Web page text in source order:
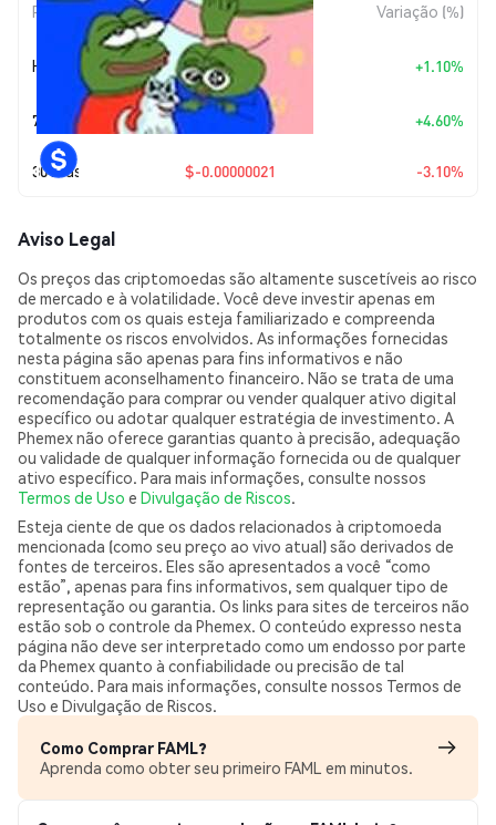
Período Variação do Valor Variação (%)
Hoje +$0.07 7115 +1.10%
7 Dias +$0.00000029 +4.60%
30 Dias $-0.00000021 -3.10%
Aviso Legal
Os preços das criptomoedas são altamente suscetíveis ao risco
de mercado e à volatilidade. Você deve investir apenas em
produtos com os quais esteja familiarizado e compreenda
totalmente os riscos envolvidos. As informações fornecidas
nesta página são apenas para fins informativos e não
constituem aconselhamento financeiro. Não se trata de uma
recomendação para comprar ou vender qualquer ativo digital
específico ou adotar qualquer estratégia de investimento. A
Phemex não oferece garantias quanto à precisão, adequação
ou validade de qualquer informação fornecida ou de qualquer
ativo específico. Para mais informações, consulte nossos
Termos de Uso e Divulgação de Riscos.
Esteja ciente de que os dados relacionados à criptomoeda
mencionada (como seu preço ao vivo atual) são derivados de
fontes de terceiros. Eles são apresentados a você “como
estão”, apenas para fins informativos, sem qualquer tipo de
representação ou garantia. Os links para sites de terceiros não
estão sob o controle da Phemex. O conteúdo expresso nesta
página não deve ser interpretado como um endosso por parte
da Phemex quanto à confiabilidade ou precisão de tal
conteúdo. Para mais informações, consulte nossos Termos de
Uso e Divulgação de Riscos.
Como Comprar FAML?
Aprenda como obter seu primeiro FAML em minutos.